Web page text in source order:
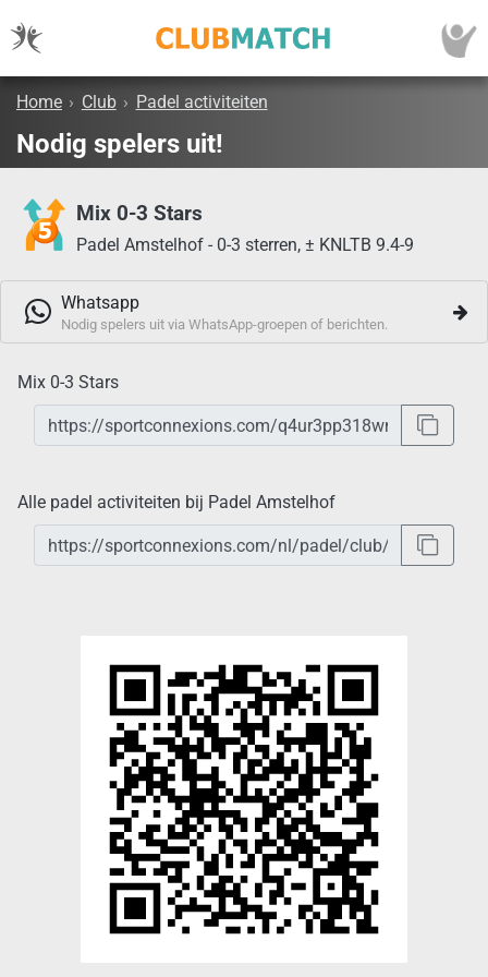
Home › Club › Padel activiteiten
Nodig spelers uit!
Mix 0-3 Stars
Padel Amstelhof - 0-3 sterren, ± KNLTB 9.4-9
Whatsapp
Nodig spelers uit via WhatsApp-groepen of berichten.
Mix 0-3 Stars
Alle padel activiteiten bij Padel Amstelhof